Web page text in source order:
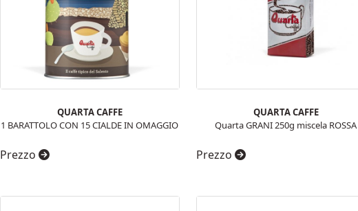
QUARTA CAFFE
1 BARATTOLO CON 15 CIALDE IN OMAGGIO
Prezzo
QUARTA CAFFE
Quarta GRANI 250g miscela ROSSA
Prezzo